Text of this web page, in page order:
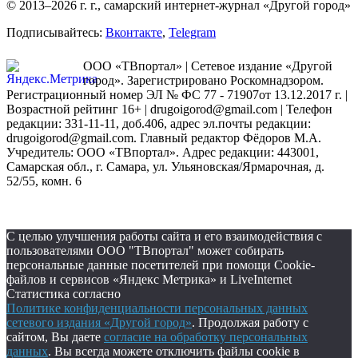
© 2013–2026 г. г., самарский интернет-журнал «Другой город»
Подписывайтесь: Вконтакте, Telegram
ООО «ТВпортал» | Сетевое издание «Другой
город». Зарегистрировано Роскомнадзором.
Регистрационный номер ЭЛ № ФС 77 - 71907от 13.12.2017 г. |
Возрастной рейтинг 16+ | drugoigorod@gmail.com | Телефон
редакции: 331-11-11, доб.406, адрес эл.почты редакции:
drugoigorod@gmail.com. Главный редактор Фёдоров М.А.
Учредитель: ООО «ТВпортал». Адрес редакции: 443001,
Самарская обл., г. Самара, ул. Ульяновская/Ярмарочная, д.
52/55, комн. 6
С целью улучшения работы сайта и его взаимодействия с
пользователями ООО "ТВпортал" может собирать
персональные данные посетителей при помощи Cookie-
файлов и сервисов «Яндекс Метрика» и LiveInternet
Статистика согласно
Политике конфиденциальности персональных данных
сетевого издания «Другой город». Продолжая работу с
сайтом, Вы даете согласие на обработку персональных
данных. Вы всегда можете отключить файлы cookie в